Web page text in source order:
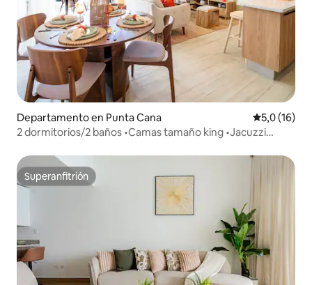
Departamento en Punta Cana Calificación
5,0 (16)
2 dormitorios/2 baños •Camas tamaño king •Jacuzzi
Superanfitrión
Superanfitrión